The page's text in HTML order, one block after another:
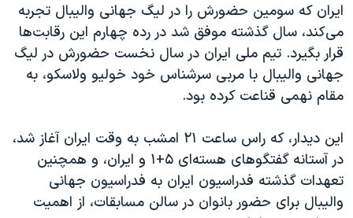
ایران که سومین حضورش را در لیگ جهانی والیبال تجربه
می‌کند، سال گذشته موفق شد در رده چهارم این رقابت‌ها
قرار بگیرد. تیم ملی ایران در سال نخست حضورش در لیگ
جهانی والیبال با مربی سرشناس خود خولیو ولاسکو، به
مقام نهمی قناعت کرده بود.
این دیدار، که راس ساعت ۲۱ امشب به وقت ایران آغاز شد،
در آستانه گفتگوهای هسته‌ای ۵+۱ و ایران، و همچنین
تعهدات گذشته فدراسیون ایران به فدراسیون جهانی
والیبال برای حضور بانوان در سالن مسابقات، از اهمیت